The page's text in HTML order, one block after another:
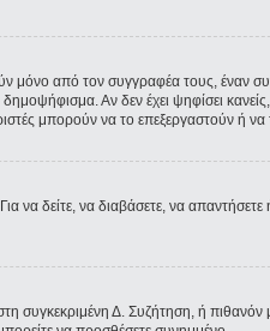
από τον συγγραφέα τους, έναν
δημοψήφισμα. Αν δεν έχει ψηφίσει
μπορούν να το επεξεργαστούν
να δείτε, να διαβάσετε, να
συγκεκριμένη Δ. Συζήτηση, ή